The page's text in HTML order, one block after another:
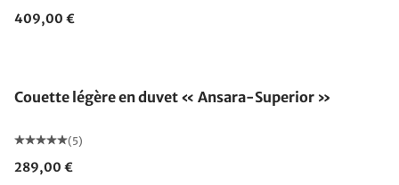
409,00 €
Couette légère en duvet « Ansara-Superior »
(5)
289,00 €